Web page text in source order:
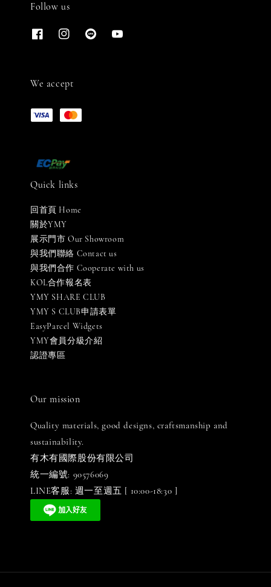
Follow us
We accept
Quick links
回首頁 Home
關於YMY
展示門市 Our Showroom
與我們聯絡 Contact us
與我們合作 Cooperate with us
KOL合作報名表
YMY SHARE CLUB
YMY S CLUB申請表單
EasyParcel Widgets
YMY會員分級介紹
認證專區
Our mission
Quality materials, good designs, craftsmanship and
sustainability.
有木有國際股份有限公司
統一編號: 90576069
LINE客服: 週一至週五 [ 10:00-18:30 ]